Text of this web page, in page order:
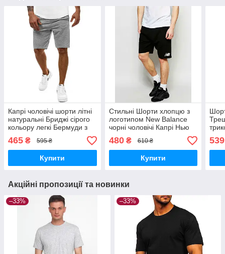
Капрі чоловічі шорти літні
натуральні Бриджі сірого
кольору легкі Бермуди з
карманами чоловічий одяг
з бавовни без
передоплати
465 ₴ 595 ₴
Купити
Стильні Шорти хлопцю з
логотипом New Balance
чорні чоловічі Капрі Нью
Белансе Баланс Бермуди
для дому, спорту
480₴ 610 ₴
Купити
539
Акційні пропозиції та новинки
–33% –33%